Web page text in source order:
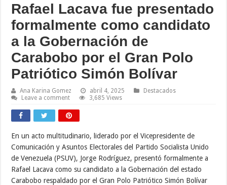
Rafael Lacava fue presentado
formalmente como candidato
a la Gobernación de
Carabobo por el Gran Polo
Patriótico Simón Bolívar
Ana Karina Gomez abril 4, 2025
Destacados
Leave a comment
3,685 Views
En un acto multitudinario, liderado por el Vicepresidente de
Comunicación y Asuntos Electorales del Partido Socialista Unido
de Venezuela (PSUV), Jorge Rodríguez, presentó formalmente a
Rafael Lacava como su candidato a la Gobernación del estado
Carabobo respaldado por el Gran Polo Patriótico Simón Bolívar